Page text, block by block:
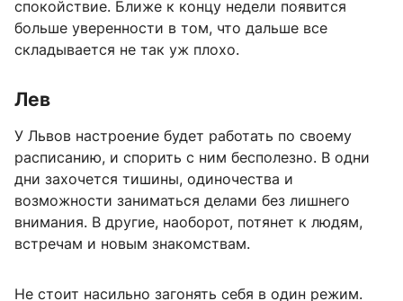
спокойствие. Ближе к концу недели появится
больше уверенности в том, что дальше все
складывается не так уж плохо.
Лев
У Львов настроение будет работать по своему
расписанию, и спорить с ним бесполезно. В одни
дни захочется тишины, одиночества и
возможности заниматься делами без лишнего
внимания. В другие, наоборот, потянет к людям,
встречам и новым знакомствам.
Не стоит насильно загонять себя в один режим.